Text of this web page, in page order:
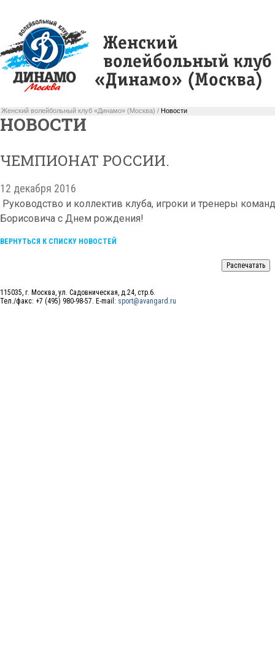
Женский волейбольный клуб «Динамо» (Москва) / Новости
НОВОСТИ
ЧЕМПИОНАТ РОССИИ.
12 декабря 2016
Руководство и коллектив клуба, игроки и тренеры
Борисовича с Днем рождения!
ВЕРНУТЬСЯ К СПИСКУ НОВОСТЕЙ
115035, г. Москва, ул. Садовническая, д.24, стр.6.
Тел./факс: +7 (495) 980-98-57. E-mail: sport@avangard.ru